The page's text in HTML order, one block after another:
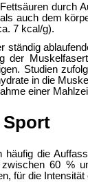
durch
auch dem
7 kcal/g).
ständig
der
Studien
in die
einer
häufig die
60 %
für die